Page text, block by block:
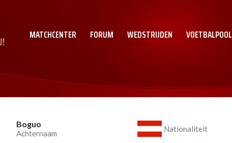
MATCHCENTER FORUM WEDSTRIJDEN VOETBALPOOL
Boguo
Achternaam
Nationaliteit